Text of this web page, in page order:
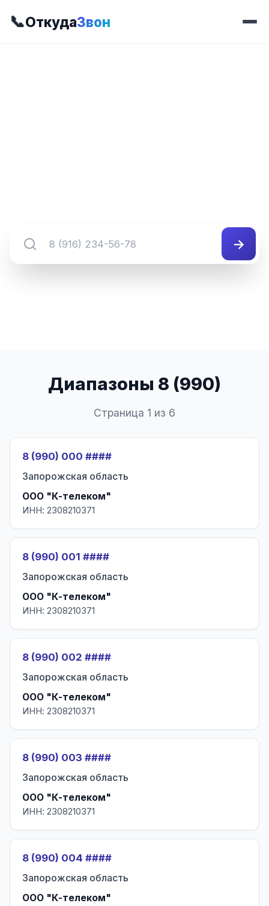
📞ОткудаЗвон
→
Диапазоны 8 (990)
Страница 1 из 6
8 (990) 000 ####
Запорожская область
ООО "К-телеком"
ИНН: 2308210371
8 (990) 001 ####
Запорожская область
ООО "К-телеком"
ИНН: 2308210371
8 (990) 002 ####
Запорожская область
ООО "К-телеком"
ИНН: 2308210371
8 (990) 003 ####
Запорожская область
ООО "К-телеком"
ИНН: 2308210371
8 (990) 004 ####
Запорожская область
ООО "К-телеком"